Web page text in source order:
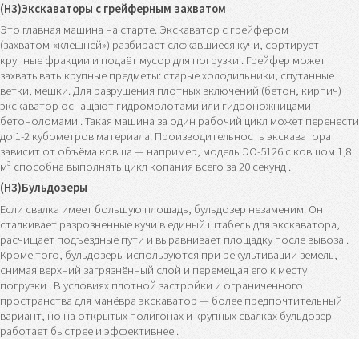
(H3)Экскаваторы с грейферным захватом
Это главная машина на старте. Экскаватор с грейфером
(захватом-«клешнёй») разбирает слежавшиеся кучи, сортирует
крупные фракции и подаёт мусор для погрузки . Грейфер может
захватывать крупные предметы: старые холодильники, спутанные
ветки, мешки. Для разрушения плотных включений (бетон, кирпич)
экскаватор оснащают гидромолотами или гидроножницами-
бетоноломами . Такая машина за один рабочий цикл может перенести
до 1-2 кубометров материала. Производительность экскаватора
зависит от объёма ковша — например, модель ЭО-5126 с ковшом 1,8
м³ способна выполнять цикл копания всего за 20 секунд .
(H3)Бульдозеры
Если свалка имеет большую площадь, бульдозер незаменим. Он
сталкивает разрозненные кучи в единый штабель для экскаватора,
расчищает подъездные пути и выравнивает площадку после вывоза .
Кроме того, бульдозеры используются при рекультивации земель,
снимая верхний загрязнённый слой и перемещая его к месту
погрузки . В условиях плотной застройки и ограниченного
пространства для манёвра экскаватор — более предпочтительный
вариант, но на открытых полигонах и крупных свалках бульдозер
работает быстрее и эффективнее .